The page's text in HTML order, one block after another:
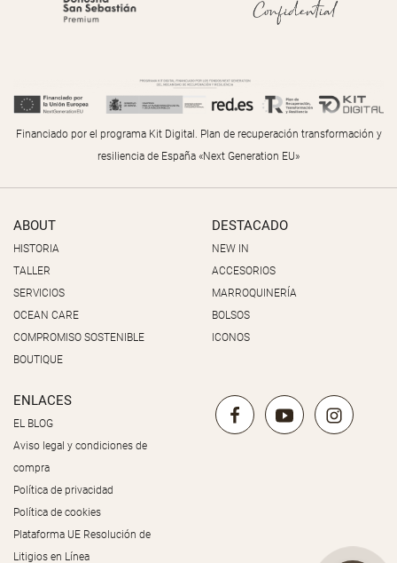
Financiado por el programa Kit Digital. Plan de recuperación transformación y
resiliencia de España «Next Generation EU»
ABOUT
HISTORIA
TALLER
SERVICIOS
OCEAN CARE
COMPROMISO SOSTENIBLE
BOUTIQUE
DESTACADO
NEW IN
ACCESORIOS
MARROQUINERÍA
BOLSOS
ICONOS
ENLACES
EL BLOG
Aviso legal y condiciones de
compra
Política de privacidad
Política de cookies
Plataforma UE Resolución de
Litigios en Línea